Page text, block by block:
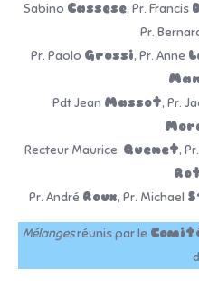
Sabino Cassese, Pr. Francis
Pr.
Pr. Paolo Grossi, Pr. Anne
Pdt Jean Massot, Pr.
Recteur Maurice Quenet,
Pr. André Roux, Pr. Michael
Mélangesréunis par le